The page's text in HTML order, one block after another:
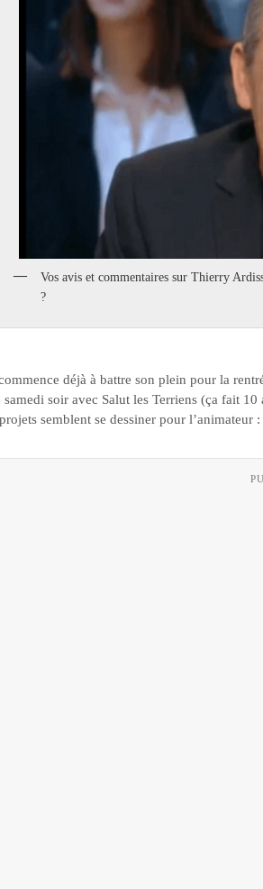
Vos avis et commentaires sur Thierry
?
déjà à battre son plein pour la
samedi soir avec Salut les Terriens (ça fait
semblent se dessiner pour l’animateur :